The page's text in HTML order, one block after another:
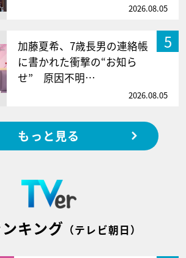
2026.08.05
5
加藤夏希、7歳長男の連絡帳
に書かれた衝撃の“お知ら
せ” 原因不明…
2026.08.05
もっと見る
キング （テレビ朝日）